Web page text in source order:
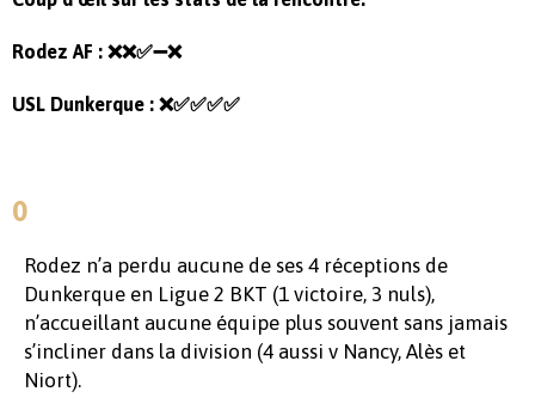
Rodez AF : ❌❌✅➖❌
USL Dunkerque : ❌✅✅✅✅
0
Rodez n’a perdu aucune de ses 4 réceptions de
Dunkerque en Ligue 2 BKT (1 victoire, 3 nuls),
n’accueillant aucune équipe plus souvent sans jamais
s’incliner dans la division (4 aussi v Nancy, Alès et
Niort).